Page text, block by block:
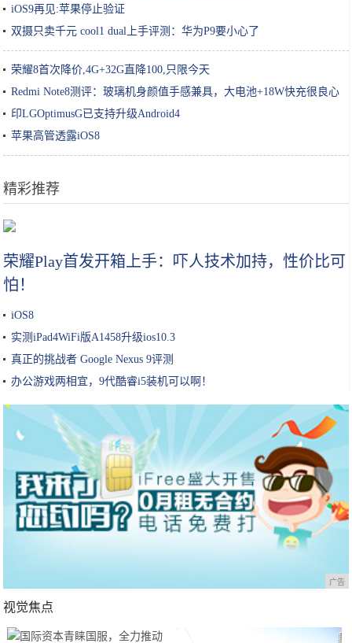
iOS9再见:苹果停止验证
双摄只卖千元 cool1 dual上手评测：华为P9要小心了
荣耀8首次降价,4G+32G直降100,只限今天
Redmi Note8测评：玻璃机身颜值手感兼具，大电池+18W快充很良心
印LGOptimusG已支持升级Android4
苹果高管透露iOS8
精彩推荐
荣耀Play首发开箱上手：吓人技术加持，性价比可
怕！
iOS8
实测iPad4WiFi版A1458升级ios10.3
真正的挑战者 Google Nexus 9评测
办公游戏两相宜，9代酷睿i5装机可以啊！
广告
视觉焦点